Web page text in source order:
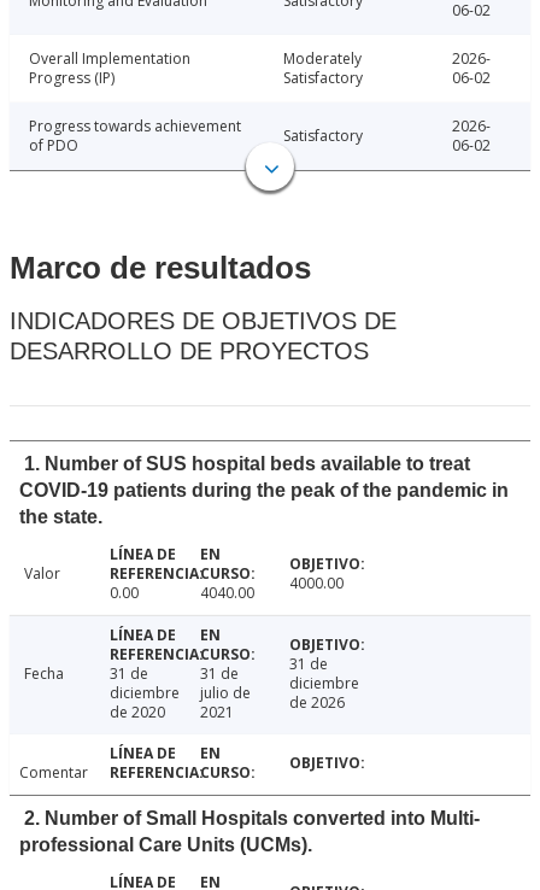
06-02
Overall Implementation
Progress (IP)
Moderately
Satisfactory
2026-
06-02
Progress towards achievement
of PDO
Satisfactory
2026-
06-02
Marco de resultados
INDICADORES DE OBJETIVOS DE
DESARROLLO DE PROYECTOS
1. Number of SUS hospital beds available to treat
COVID-19 patients during the peak of the pandemic in
the state.
Valor
0.00
4040.00 4000.00
Fecha
31 de
diciembre
de 2020
31 de
julio de
2021
31 de
diciembre
de 2026
Comentar
2. Number of Small Hospitals converted into Multi-
professional Care Units (UCMs).